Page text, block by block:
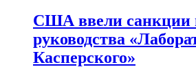
США ввели санкции
руководства
Касперского»